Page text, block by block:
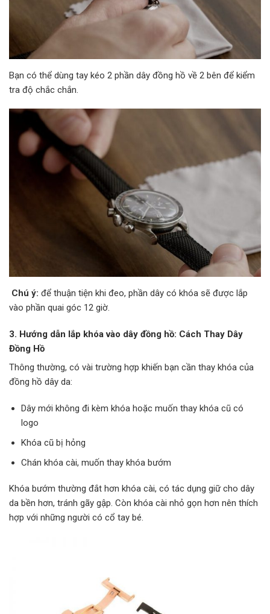
Bạn có thể dùng tay kéo 2 phần dây đồng hồ về 2 bên để kiểm
tra độ chắc chắn.
Chú ý: để thuận tiện khi đeo, phần dây có khóa sẽ được lắp
vào phần quai góc 12 giờ.
3. Hướng dẫn lắp khóa vào dây đồng hồ: Cách Thay Dây
Đồng Hồ
Thông thường, có vài trường hợp khiến bạn cần thay khóa của
đồng hồ dây da:
Dây mới không đi kèm khóa hoặc muốn thay khóa cũ có
logo
Khóa cũ bị hỏng
Chán khóa cài, muốn thay khóa bướm
Khóa bướm thường đắt hơn khóa cài, có tác dụng giữ cho dây
da bền hơn, tránh gãy gập. Còn khóa cài nhỏ gọn hơn nên thích
hợp với những người có cổ tay bé.